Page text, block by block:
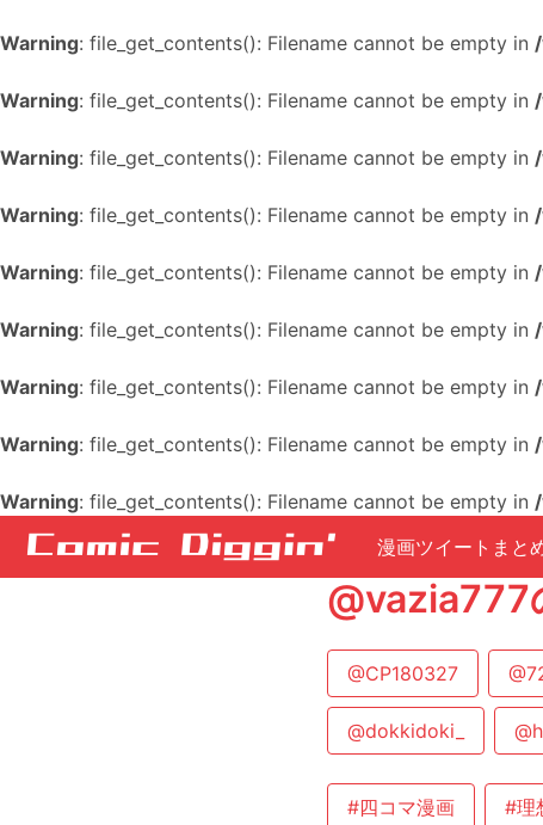
Warning: file_get_contents(): Filename cannot be empty in
Warning: file_get_contents(): Filename cannot be empty in
Warning: file_get_contents(): Filename cannot be empty in
Warning: file_get_contents(): Filename cannot be empty in
Warning: file_get_contents(): Filename cannot be empty in
Warning: file_get_contents(): Filename cannot be empty in
Warning: file_get_contents(): Filename cannot be empty in
Warning: file_get_contents(): Filename cannot be empty in
Warning: file_get_contents(): Filename cannot be empty in
漫画ツイートまと
@vazia777
@CP180327
@dokkidoki_
#四コマ漫画 #理